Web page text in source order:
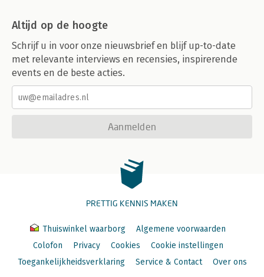
Altijd op de hoogte
Schrijf u in voor onze nieuwsbrief en blijf up-to-date
met relevante interviews en recensies, inspirerende
events en de beste acties.
Aanmelden
PRETTIG KENNIS MAKEN
Thuiswinkel waarborg
Algemene voorwaarden
Colofon
Privacy Cookies
Cookie instellingen
Toegankelijkheidsverklaring
Service & Contact Over ons